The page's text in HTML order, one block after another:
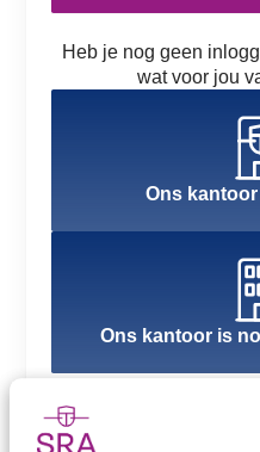
Heb je nog geen
wat voor jou
Ons
Ons kantoor is